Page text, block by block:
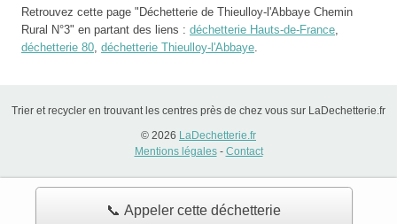
📞 Appeler cette déchetterie
Retrouvez cette page "Déchetterie de Thieulloy-l'Abbaye Chemin
Rural N°3" en partant des liens : déchetterie Hauts-de-France
déchetterie 80 déchetterie Thieulloy-l'Abbaye
Trier et recycler en trouvant les centres près de chez vous sur LaDechetterie.fr
© 2026 LaDechetterie.fr
Mentions légales- Contact